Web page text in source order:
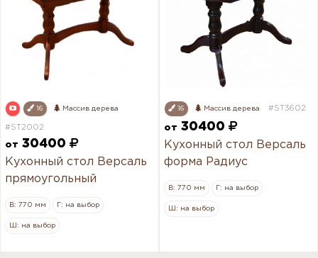
16 Массив дерева
#ST2002
от 30400
Кухонный стол Версаль
прямоугольный
В: 770 мм Г: на выбор
Ш: на выбор
16 Массив дерева #ST3602
от 30400
Кухонный стол Версаль
форма Радиус
В: 770 мм Г: на выбор
Ш: на выбор